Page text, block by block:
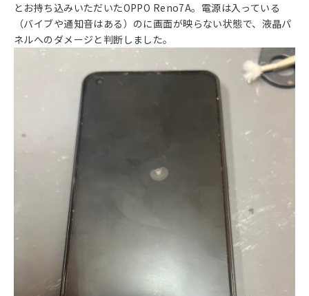
とお持ち込みいただいたOPPO Reno7A。電源は入っている
（バイブや通知音はある）のに画面が映らない状態で、液晶パ
ネルへのダメージと判断しました。